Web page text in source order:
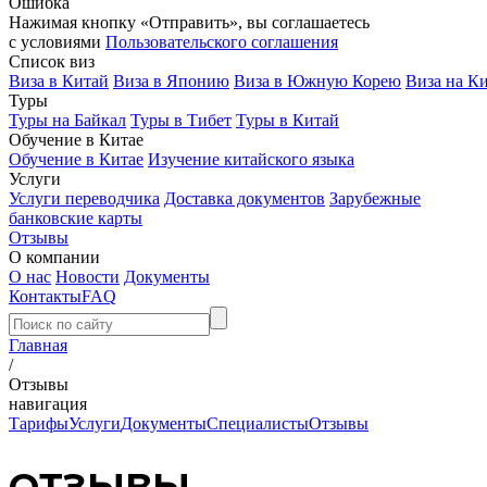
Нажимая кнопку «Отправить», вы соглашаетесь
с условиями Пользовательского соглашения
Список виз
Виза в Китай Виза в Японию Виза в Южную Корею Виза на
Туры
Туры на Байкал Туры в Тибет Туры в Китай
Обучение в Китае
Обучение в Китае Изучение китайского языка
Услуги
Услуги переводчика Доставка документов Зарубежные
банковские карты
Отзывы
О компании
О нас Новости Документы
КонтактыFAQ
Главная
/
Отзывы
навигация
ТарифыУслугиДокументыСпециалистыОтзывы